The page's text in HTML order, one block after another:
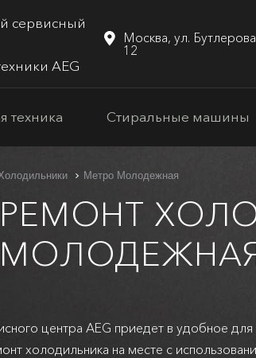
сервисный
AEG
Москва, ул.
12
техника Стиральные машины
Метро Молодежная
РЕМОНТ
центра AEG приедет в удобное
холодильника на месте с